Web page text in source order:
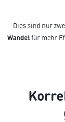
Dies sind nur
Wandelfür mehr